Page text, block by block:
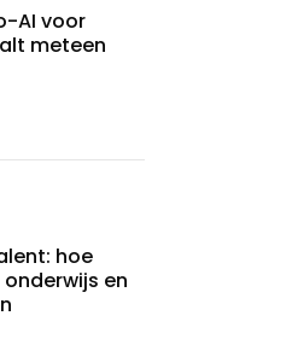
AI voor
meteen
hoe
onderwijs en